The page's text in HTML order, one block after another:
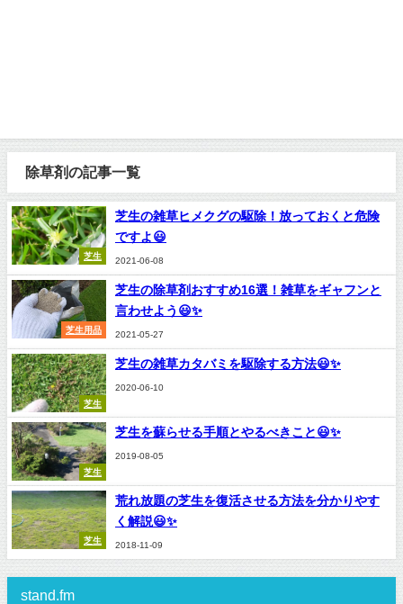
除草剤の記事一覧
芝生
芝生の雑草ヒメクグの駆除！放っておくと危険
ですよ😃
2021-06-08
芝生用品
芝生の除草剤おすすめ16選！雑草をギャフンと
言わせよう😃✨
2021-05-27
芝生
芝生の雑草カタバミを駆除する方法😃✨
2020-06-10
芝生
芝生を蘇らせる手順とやるべきこと😃✨
2019-08-05
芝生
荒れ放題の芝生を復活させる方法を分かりやす
く解説😃✨
2018-11-09
stand.fm